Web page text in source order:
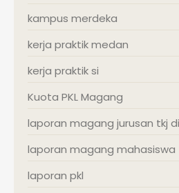
kampus merdeka
kerja praktik medan
kerja praktik si
Kuota PKL Magang
laporan magang jurusan tkj
laporan magang mahasiswa
laporan pkl